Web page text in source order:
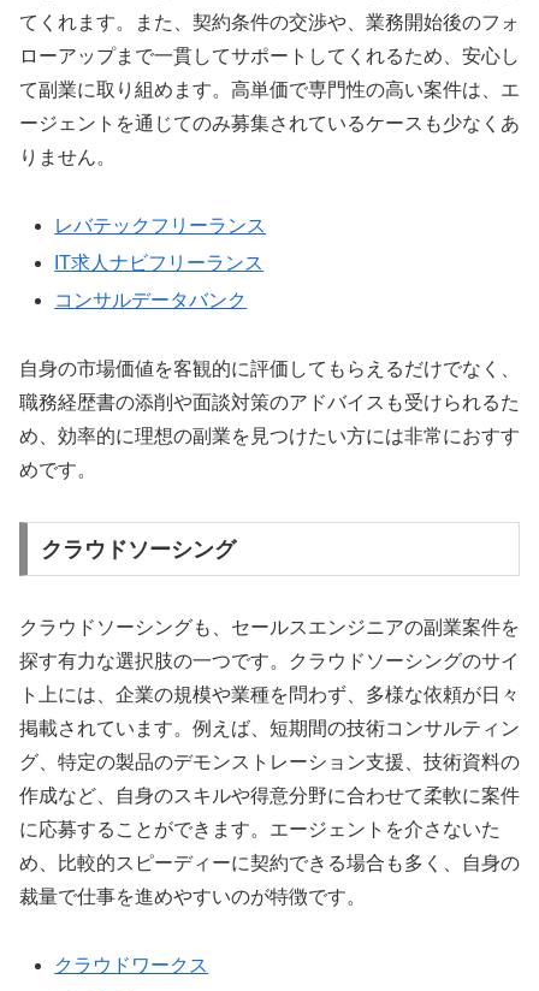
てくれます。また、契約条件の交渉や、業務開始後のフォ
ローアップまで一貫してサポートしてくれるため、安心し
て副業に取り組めます。高単価で専門性の高い案件は、エ
ージェントを通じてのみ募集されているケースも少なくあ
りません。
レバテックフリーランス
IT求人ナビフリーランス
コンサルデータバンク
自身の市場価値を客観的に評価してもらえるだけでなく、
職務経歴書の添削や面談対策のアドバイスも受けられるた
め、効率的に理想の副業を見つけたい方には非常におすす
めです。
クラウドソーシング
クラウドソーシングも、セールスエンジニアの副業案件を
探す有力な選択肢の一つです。クラウドソーシングのサイ
ト上には、企業の規模や業種を問わず、多様な依頼が日々
掲載されています。例えば、短期間の技術コンサルティン
グ、特定の製品のデモンストレーション支援、技術資料の
作成など、自身のスキルや得意分野に合わせて柔軟に案件
に応募することができます。エージェントを介さないた
め、比較的スピーディーに契約できる場合も多く、自身の
裁量で仕事を進めやすいのが特徴です。
クラウドワークス